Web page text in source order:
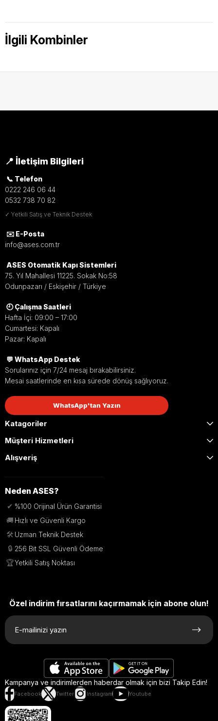
İlgili Kombinler
📍 İletişim Bilgileri
📞 Telefon
0222 246 06 44
0532 738 70 82
✓ Yetkili Satış ve Teknik Destek
✉️ E-Posta
info@ases.com.tr
ASES Otomatik Kapı Sistemleri
75. Yıl Mahallesi 11225. Sokak No:58
Odunpazarı / Eskişehir / Türkiye
🕘 Çalışma Saatleri
Hafta İçi: 09:00 – 17:00
Cumartesi: Kapalı
Pazar: Kapalı
💬 WhatsApp Destek
Sorularınız için 7/24 mesaj bırakabilirsiniz.
Mesai saatlerinde en kısa sürede dönüş sağlıyoruz.
WhatsApp'tan Yazın
Katagoriler
Müşteri Hizmetleri
Alışveriş
Neden ASES?
✔ %100 Orijinal Ürün Garantisi
🚚 Hızlı ve Güvenli Kargo
🛠️ Uzman Teknik Destek
🔒 256 Bit SSL Güvenli Ödeme
🏆Yetkili Satış Noktası
Özel indirim fırsatlarını kaçırmamak için abone olun!
Kampanya ve indirimlerden haberdar olmak için bizi Takip Edin!
Facebook Twitter Instagram Youtube